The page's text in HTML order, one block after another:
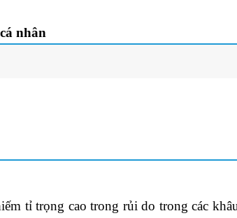
nhân
tỉ trọng cao trong rủi do trong các